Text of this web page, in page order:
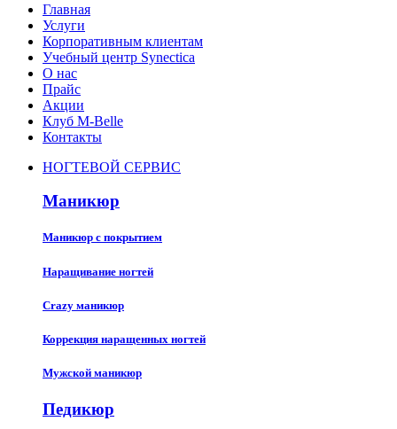
Главная
Услуги
Корпоративным клиентам
Учебный центр Synectica
О нас
Прайс
Акции
Клуб M-Belle
Контакты
НОГТЕВОЙ СЕРВИС
Маникюр
Маникюр с покрытием
Наращивание ногтей
Crazy маникюр
Коррекция наращенных ногтей
Мужской маникюр
Педикюр